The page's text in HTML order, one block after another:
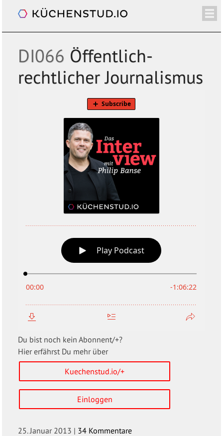
/+ ÜBER SHOP NEWSLETTER
KALENDER
DI066 Öffentlich-
rechtlicher Journalismus
Du bist noch kein Abonnent/+?
Hier erfährst Du mehr über
Kuechenstud.io/+
Einloggen
25. Januar 2013 | 34 Kommentare